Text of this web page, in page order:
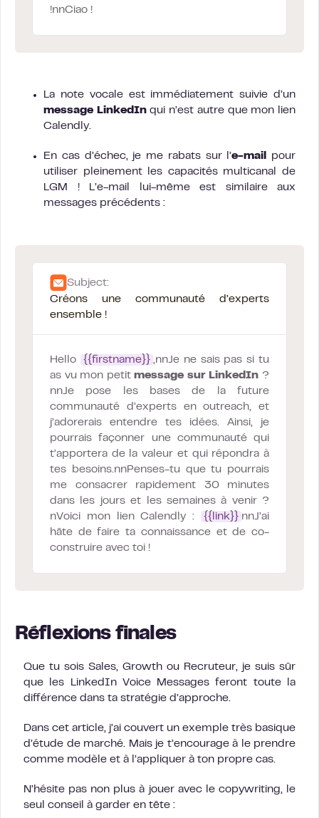
!nnCiao !
La note vocale est immédiatement suivie d’un
message LinkedInqui n’est autre que mon lien
Calendly.
En cas d’échec, je me rabats sur l’e-mail pour
utiliser pleinement les capacités multicanal de
LGM ! L’e-mail lui-même est similaire aux
messages précédents :
Subject:
Créons une communauté d’experts
ensemble !
Hello {{firstname}} ,nnJe ne sais pas si tu
as vu mon petitmessage sur LinkedIn ?
nnJe pose les bases de la future
communauté d’experts en outreach, et
j’adorerais entendre tes idées. Ainsi, je
pourrais façonner une communauté qui
t’apportera de la valeur et qui répondra à
tes besoins.nnPenses-tu que tu pourrais
me consacrer rapidement 30 minutes
dans les jours et les semaines à venir ?
nVoici mon lien Calendly :
{{link}} nnJ’ai
hâte de faire ta connaissance et de co-
construire avec toi !
Réflexions finales
Que tu sois Sales, Growth ou Recruteur, je suis sûr
que les LinkedIn Voice Messages feront toute la
différence dans ta stratégie d’approche.
Dans cet article, j’ai couvert un exemple très basique
d’étude de marché. Mais je t’encourage à le prendre
comme modèle et à l’appliquer à ton propre cas.
N’hésite pas non plus à jouer avec le copywriting, le
seul conseil à garder en tête :